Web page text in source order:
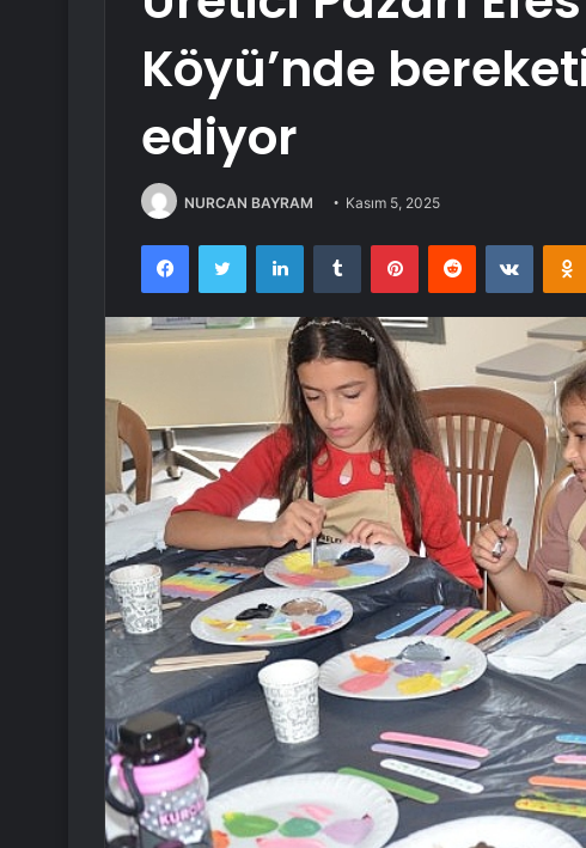
Köyü’nde
ediyor
NURCAN BAYRAM Kasım 5, 2025
FacebookTwitter LinkedInTumblr PinterestReddit